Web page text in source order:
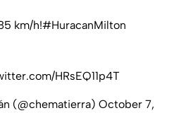
km/h!#HuracanMilton
HRsEQ11p4T
(@chematierra) October 7,